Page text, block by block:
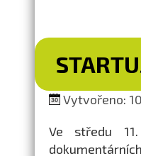
Vytvořeno:
Ve středu